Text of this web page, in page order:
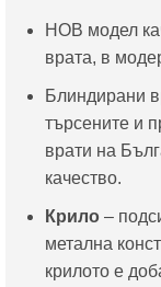
/
НОВ модел
врата, в
Блиндирани
търсените и
врати на
качество.
Крило–
метална
крилото е